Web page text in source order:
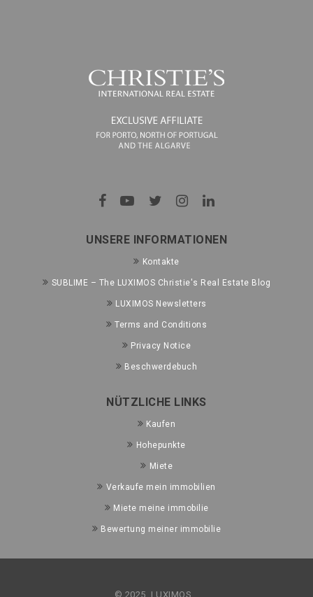
UNSERE INFORMATIONEN
Kontakte
SUBLIME – The LUXIMOS Christie's Real Estate Blog
LUXIMOS Newsletters
Terms and Conditions
Privacy Notice
Beschwerdebuch
NÜTZLICHE LINKS
Kaufen
Hohepunkte
Miete
Verkaufe mein immobilien
Miete meine immobilie
Bewertung meiner immobilie
© 2025, LUXIMOS.